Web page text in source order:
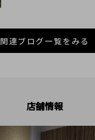
関連ブログ一覧をみる
店舗情報